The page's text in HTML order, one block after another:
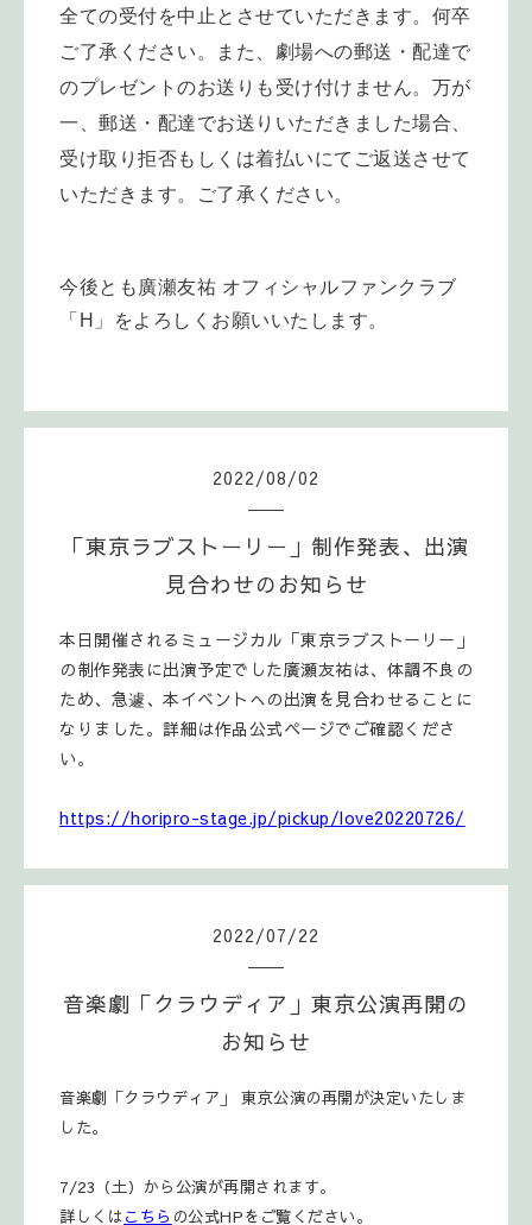
全ての受付を中止とさせていただきます。何卒
ご了承ください。
また、劇場への郵送・ 配達で
のプレゼントのお送りも受け付けません。万が
一、郵送・ 配達でお送りいただきました場合、
受け取り拒否もしくは着払いにてご返送させて
いただきます。
ご了承ください。
今後とも廣瀬友祐 オフィシャルファンクラブ
「H」をよろしくお願いいたします。
2022/08/02
「東京ラブストーリー」制作発表、出演
見合わせのお知らせ
本日開催されるミュージカル「東京ラブストーリー」
の制作発表に出演予定でした廣瀬友祐は、体調不良の
ため、急遽、本イベントへの出演を見合わせることに
なりました。詳細は作品公式ページでご確認くださ
い。
https://horipro-stage.jp/pickup/love20220726/
2022/07/22
音楽劇「クラウディア」東京公演再開の
お知らせ
音楽劇「クラウディア」 東京公演の再開が決定いたしま
した。
7/23（土）から公演が再開されます。
詳しくはこちら の公式HPをご覧ください。